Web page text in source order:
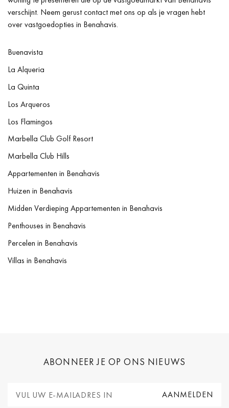
verschijnt. Neem gerust contact met ons op als je vragen hebt
over vastgoedopties in Benahavis.
Buenavista
La Alqueria
La Quinta
Los Arqueros
Los Flamingos
Marbella Club Golf Resort
Marbella Club Hills
Appartementen in Benahavis
Huizen in Benahavis
Midden Verdieping Appartementen in Benahavis
Penthouses in Benahavis
Percelen in Benahavis
Villas in Benahavis
ABONNEER JE OP ONS NIEUWS